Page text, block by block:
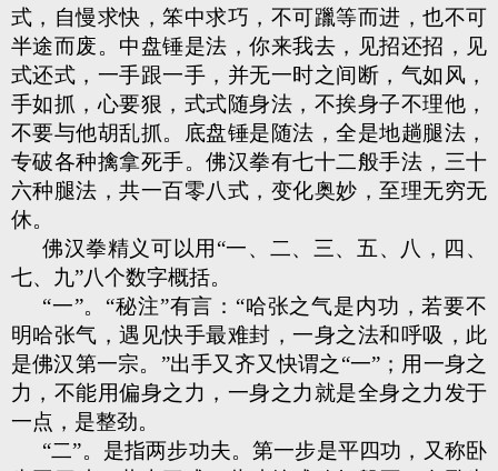
式，自慢求快，笨中求巧，不可躐等而进，也不可
半途而废。中盘锤是法，你来我去，见招还招，见
式还式，一手跟一手，并无一时之间断，气如风，
手如抓，心要狠，式式随身法，不挨身子不理他，
不要与他胡乱抓。底盘锤是随法，全是地趟腿法，
专破各种擒拿死手。佛汉拳有七十二般手法，三十
六种腿法，共一百零八式，变化奥妙，至理无穷无
休。
佛汉拳精义可以用“一、二、三、五、八，四、
七、九”八个数字概括。
“一”。“秘注”有言：“哈张之气是内功，若要不
明哈张气，遇见快手最难封，一身之法和呼吸，此
是佛汉第一宗。”出手又齐又快谓之“一”；用一身之
力，不能用偏身之力，一身之力就是全身之力发于
一点，是整劲。
“二”。是指两步功夫。第一步是平四功，又称卧